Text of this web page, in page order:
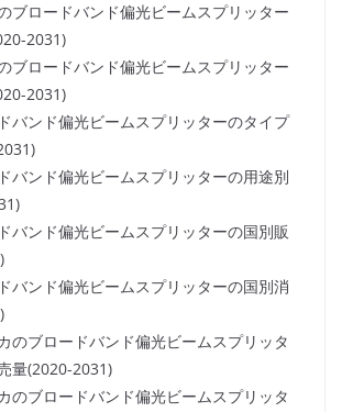
ブロードバンド偏光ビームスプリッター
2031)
ブロードバンド偏光ビームスプリッター
2031)
バンド偏光ビームスプリッターのタイプ
バンド偏光ビームスプリッターの用途別
バンド偏光ビームスプリッターの国別販
バンド偏光ビームスプリッターの国別消
のブロードバンド偏光ビームスプリッタ
量(2020-2031)
のブロードバンド偏光ビームスプリッタ